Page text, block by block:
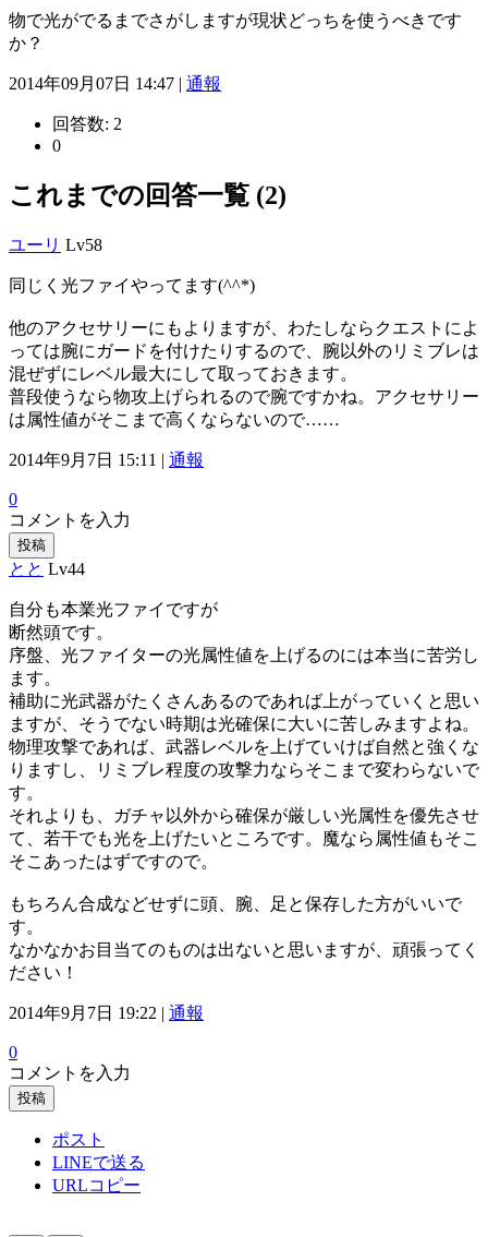
物で光がでるまでさがしますが現状どっちを使うべきです
か？
2014年09月07日 14:47 | 通報
回答数: 2
0
これまでの回答一覧 (2)
ユーリ Lv58
同じく光ファイやってます(^^*)
他のアクセサリーにもよりますが、わたしならクエストによ
っては腕にガードを付けたりするので、腕以外のリミブレは
混ぜずにレベル最大にして取っておきます。
普段使うなら物攻上げられるので腕ですかね。アクセサリー
は属性値がそこまで高くならないので……
2014年9月7日 15:11 | 通報
0
コメントを入力
投稿
とと Lv44
自分も本業光ファイですが
断然頭です。
序盤、光ファイターの光属性値を上げるのには本当に苦労し
ます。
補助に光武器がたくさんあるのであれば上がっていくと思い
ますが、そうでない時期は光確保に大いに苦しみますよね。
物理攻撃であれば、武器レベルを上げていけば自然と強くな
りますし、リミブレ程度の攻撃力ならそこまで変わらないで
す。
それよりも、ガチャ以外から確保が厳しい光属性を優先させ
て、若干でも光を上げたいところです。魔なら属性値もそこ
そこあったはずですので。
もちろん合成などせずに頭、腕、足と保存した方がいいで
す。
なかなかお目当てのものは出ないと思いますが、頑張ってく
ださい！
2014年9月7日 19:22 | 通報
0
コメントを入力
投稿
ポスト
LINEで送る
URLコピー